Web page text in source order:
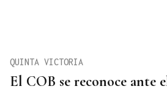
El COB se reconoce ante
QUINTA VICTORIA